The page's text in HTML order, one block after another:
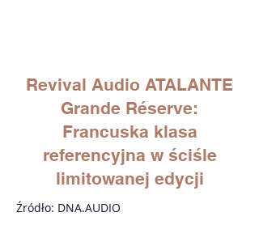
Revival Audio ATALANTE
Grande Réserve:
Francuska klasa
referencyjna w ściśle
limitowanej edycji
Źródło: DNA.AUDIO